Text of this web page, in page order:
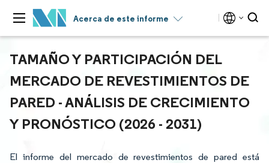
Acerca de este informe
TAMAÑO Y PARTICIPACIÓN DEL
MERCADO DE REVESTIMIENTOS DE
PARED - ANÁLISIS DE CRECIMIENTO
Y PRONÓSTICO (2026 - 2031)
El informe del mercado de revestimientos de pared está